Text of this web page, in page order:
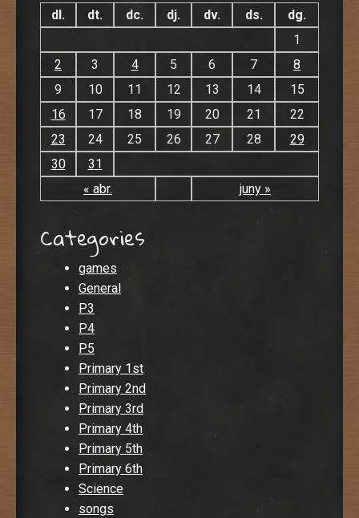
dl.
dt. dc. dj. dv. ds. dg.
« abr. juny »
1
2
3 4 5 6 7
8
9
10 11 12 13 14
15
16
17 18 19 20 21
22
23
24 25 26 27 28
29
30
31
Categories
games
General
P3
P4
P5
Primary 1st
Primary 2nd
Primary 3rd
Primary 4th
Primary 5th
Primary 6th
Science
songs